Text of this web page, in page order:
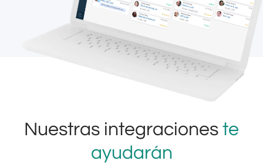
Nuestras integraciones te
ayudarán